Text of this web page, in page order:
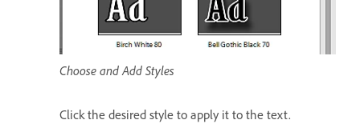
Choose and Add Styles
Click the desired style to apply it to the text.